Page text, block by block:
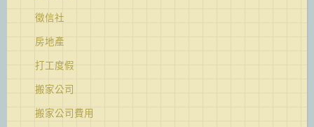
徵信社
房地產
打工度假
搬家公司
搬家公司費用